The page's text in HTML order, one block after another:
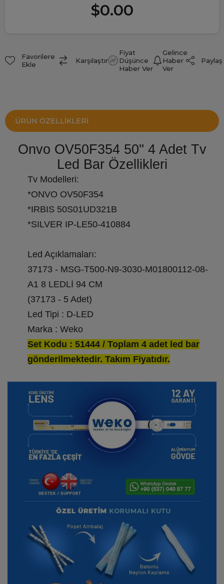
$0.00
Favorilere
Ekle
Karşılaştır
Fiyat
Düşünce
Haber Ver
Gelince
Haber
Ver
Paylaş
ÜRÜN ÖZELLIKLERI
Onvo OV50F354 50'' 4 Adet Tv
Led Bar Özellikleri
Tv Modelleri:
*ONVO OV50F354
*IRBIS 50S01UD321B
*SILVER IP-LE50-410884
Led Açıklamaları:
37173 - MSG-T500-N9-3030-M01800112-08-
A1 8 LEDLİ 94 CM
(37173 - 5 Adet)
Led Tipi : D-LED
Marka : Weko
Set Kodu : 51444 / Toplam 4 adet led bar
gönderilmektedir. Takım Fiyatıdır.